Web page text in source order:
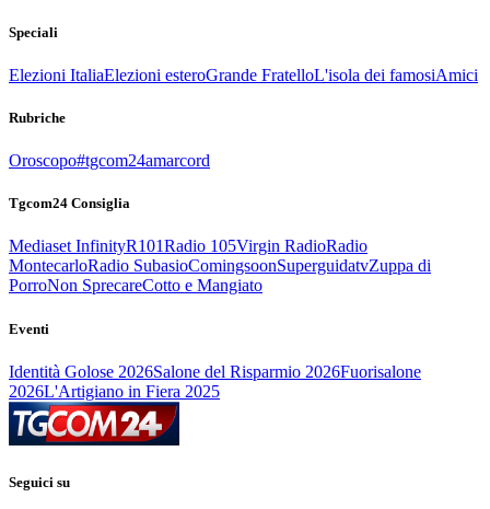
Speciali
Elezioni ItaliaElezioni esteroGrande FratelloL'isola dei famosiAmici
Rubriche
Oroscopo#tgcom24amarcord
Tgcom24 Consiglia
Mediaset InfinityR101Radio 105Virgin RadioRadio
MontecarloRadio SubasioComingsoonSuperguidatvZuppa di
PorroNon SprecareCotto e Mangiato
Eventi
Identità Golose 2026Salone del Risparmio 2026Fuorisalone
2026L'Artigiano in Fiera 2025
Seguici su